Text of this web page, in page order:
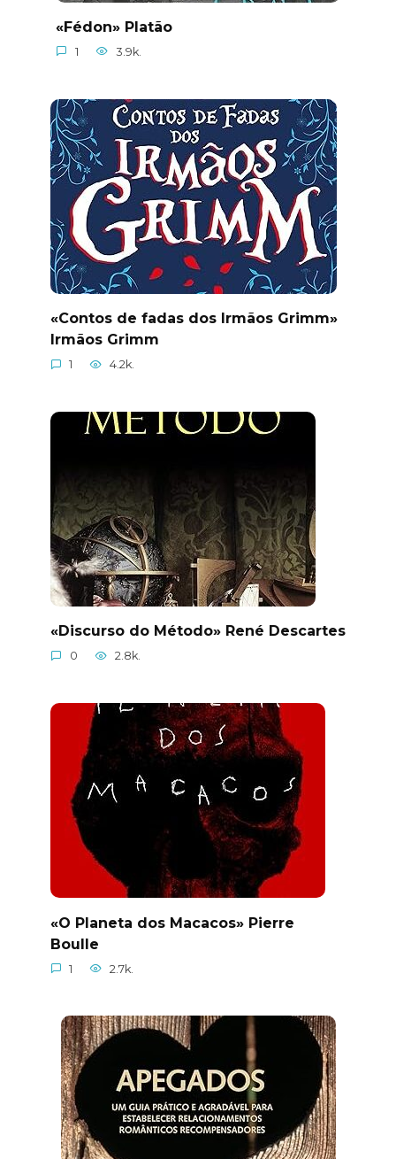
«Fédon» Platão
1 3.9k.
«Contos de fadas dos Irmãos Grimm»
Irmãos Grimm
1 4.2k.
«Discurso do Método» René Descartes
0 2.8k.
«O Planeta dos Macacos» Pierre
Boulle
1 2.7k.